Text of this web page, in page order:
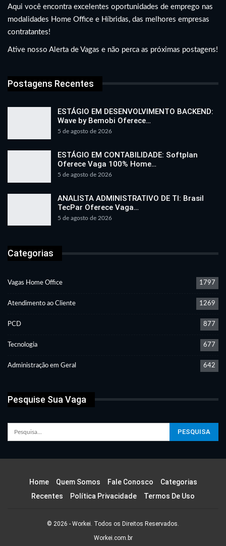
Aqui você encontra excelentes oportunidades de emprego nas
modalidades Home Office e Híbridas, das melhores empresas
contratantes!
Ative nosso Alerta de Vagas e não perca as próximas postagens!
Postagens Recentes
ESTÁGIO EM DESENVOLVIMENTO BACKEND:
Wave by Bemobi Oferece…
5 de agosto de 2026
ESTÁGIO EM CONTABILIDADE: Softplan
Oferece Vaga 100% Home…
5 de agosto de 2026
ANALISTA ADMINISTRATIVO DE TI: Brasil
TecPar Oferece Vaga…
5 de agosto de 2026
Categorias
Vagas Home Office 1797
Atendimento ao Cliente 1269
PCD 877
Tecnologia 677
Administração em Geral 642
Pesquise Sua Vaga
Home Quem Somos Fale Conosco
Categorias
Recentes
Política Privacidade Termos De Uso
© 2026 - Workei. Todos os Direitos Reservados.
Workei.com.br